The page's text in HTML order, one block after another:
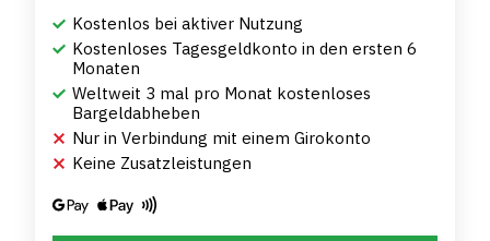
Kostenlos bei aktiver Nutzung
Kostenloses Tagesgeldkonto in den ersten 6
Monaten
Weltweit 3 mal pro Monat kostenloses
Bargeldabheben
Nur in Verbindung mit einem Girokonto
Keine Zusatzleistungen